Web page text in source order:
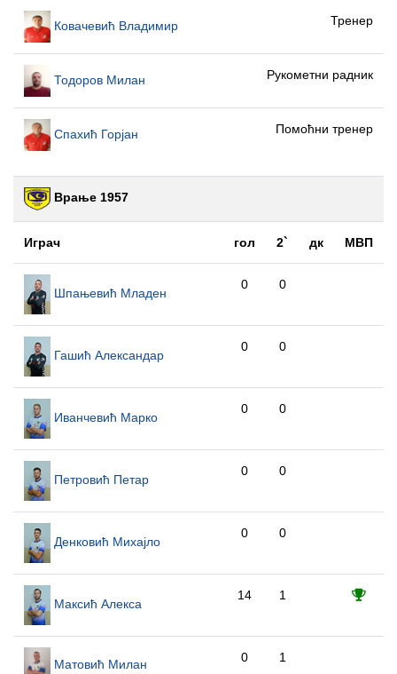
Ковачевић Владимир Тренер
Тодоров Милан Рукометни радник
Спахић Горјан Помоћни тренер
Врање 1957
Играч гол 2` дк МВП
Шпањевић Младен
0 0
Гашић Александар
0 0
Иванчевић Марко
0 0
Петровић Петар
0 0
Денковић Михајло
0 0
Максић Алекса
14 1
Матовић Милан 0 1